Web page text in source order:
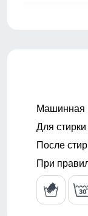
Машинная
Для
После
При